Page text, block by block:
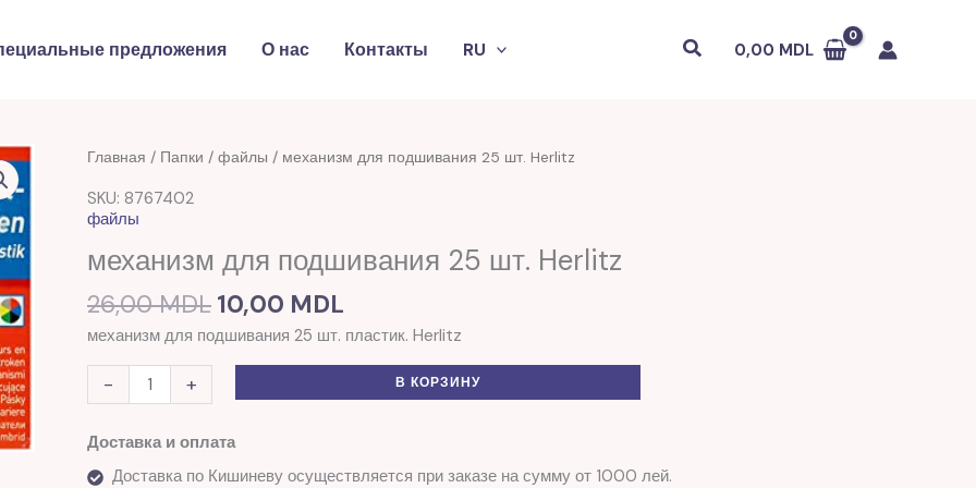
предложения О нас Контакты RU Поиск0,00 MDL
Главная / Папки / файлы / механизм для подшивания 25 шт. Herlitz
SKU: 8767402
файлы
механизм для подшивания 25 шт. Herlitz
26,00MDL
Первоначальная
10,00 MDL
Текущая
механизм для подшивания 25 шт. пластик. Herlitz
-
Количество
механизм
для
подшивания
шт.
Herlitz
+ В КОРЗИНУ
Доставка и оплата
Доставка по Кишиневу осуществляется при заказе на сумму от 1000 лей.